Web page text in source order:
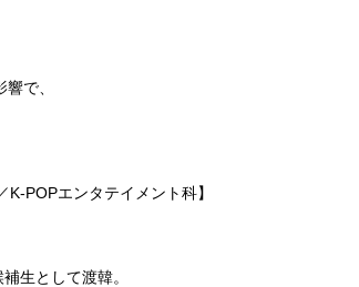
で、
POPエンタテイメント科】
生として渡韓。